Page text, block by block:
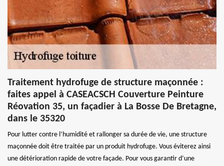
Traitement hydrofuge de structure maçonnée :
faites appel à CASEACSCH Couverture Peinture
Réovation 35, un façadier à La Bosse De Bretagne,
dans le 35320
Pour lutter contre l’humidité et rallonger sa durée de vie, une structure
maçonnée doit être traitée par un produit hydrofuge. Vous éviterez ainsi
une détérioration rapide de votre façade. Pour vous garantir d’une